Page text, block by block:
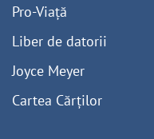
Pro-Viață
Liber de datorii
Joyce Meyer
Cartea Cărților